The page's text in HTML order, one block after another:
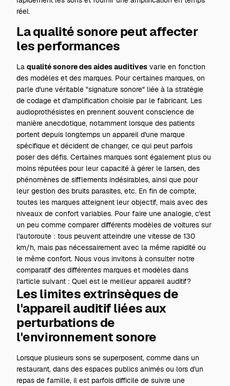
réel.
La qualité sonore peut affecter
les performances
Laqualité sonore des aides auditives varie en fonction
des modèles et des marques. Pour certaines marques, on
parle d'une véritable "signature sonore" liée à la stratégie
de codage et d'amplification choisie par le fabricant. Les
audioprothésistes en prennent souvent conscience de
manière anecdotique, notamment lorsque des patients
portent depuis longtemps un appareil d'une marque
spécifique et décident de changer, ce qui peut parfois
poser des défis. Certaines marques sont également plus ou
moins réputées pour leur capacité à gérer le larsen, des
phénomènes de sifflements indésirables, ainsi que pour
leur gestion des bruits parasites, etc. En fin de compte,
toutes les marques atteignent leur objectif, mais avec des
niveaux de confort variables. Pour faire une analogie, c'est
un peu comme comparer différents modèles de voitures sur
l'autoroute : tous peuvent atteindre une vitesse de 130
km/h, mais pas nécessairement avec la même rapidité ou
le même confort. Nous vous invitons à consulter notre
comparatif des différentes marques et modèles dans
l'article suivant :Quel est le meilleur appareil auditif?
Les limites extrinsèques de
l'appareil auditif liées aux
perturbations de
l'environnement sonore
Lorsque plusieurs sons se superposent, comme dans un
restaurant, dans des espaces publics animés ou lors d'un
repas de famille, il est parfois difficile de suivre une